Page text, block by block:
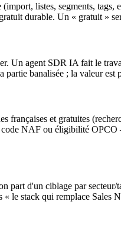
listes, segments,
durable. Un « gratuit »
Un agent SDR IA fait le
banalisée ; la valeur est
françaises et gratuites
NAF ou éligibilité OPCO
part d'un ciblage par
le stack qui remplace Sales